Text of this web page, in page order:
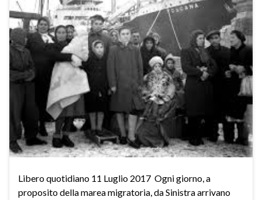
Libero quotidiano 11 Luglio 2017 Ogni giorno, a
proposito della marea migratoria, da Sinistra arrivano